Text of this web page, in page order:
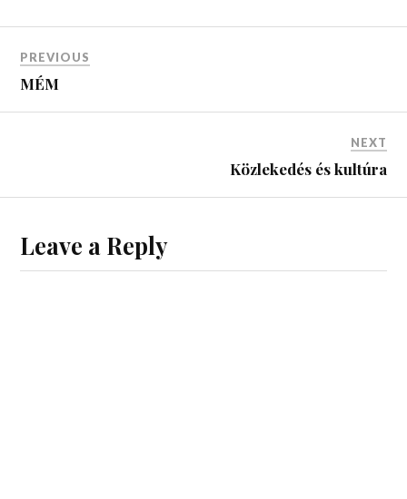
PREVIOUS
MÉM
NEXT
Közlekedés és kultúra
Leave a Reply